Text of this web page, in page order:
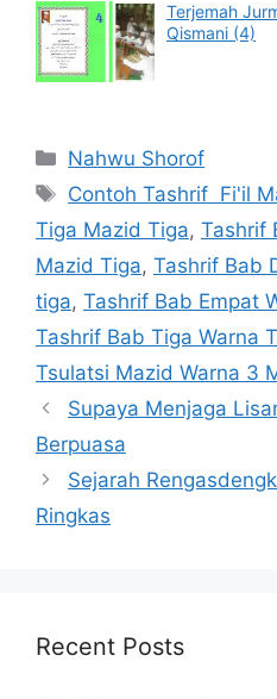
Terjemah
Qismani (4)
Categories
Nahwu Shorof
Tags
Contoh Tashrif Fi'il
Tiga Mazid Tiga, Tashrif
Mazid Tiga, Tashrif Bab
tiga, Tashrif Bab Empat
Tashrif Bab Tiga Warna
Tsulatsi Mazid Warna 3
Supaya Menjaga
Berpuasa
Sejarah
Ringkas
Recent Posts